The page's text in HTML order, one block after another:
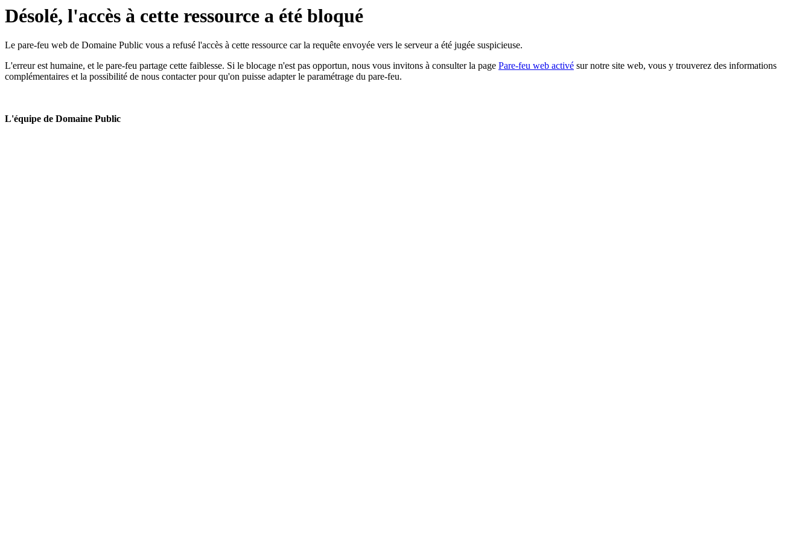
Désolé, l'accès à cette ressource a été bloqué
Le pare-feu web de Domaine Public vous a refusé l'accès à cette ressource car la requête envoyée vers le serveur a été jugée suspicieuse.
L'erreur est humaine, et le pare-feu partage cette faiblesse. Si le blocage n'est pas opportun, nous vous invitons à consulter la page Pare-feu web activé sur notre site web, vous y trouverez des informations
complémentaires et la possibilité de nous contacter pour qu'on puisse adapter le paramétrage du pare-feu.
L'équipe de Domaine Public